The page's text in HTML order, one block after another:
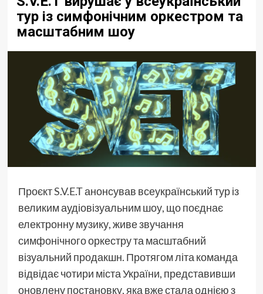
тур із симфонічним оркестром та
масштабним шоу
ПроєктS.V.E.Tанонсував всеукраїнський тур із
великим аудіовізуальним шоу, що поєднає
електронну музику, живе звучання
симфонічного оркестру та масштабний
візуальний продакшн. Протягом літа команда
відвідає чотири міста України, представивши
оновлену постановку, яка вже стала однією з